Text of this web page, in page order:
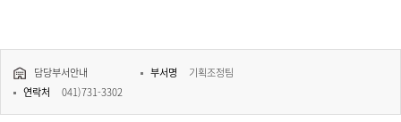
담당부서안내 부서명
기획조정팀
연락처
041)731-3302